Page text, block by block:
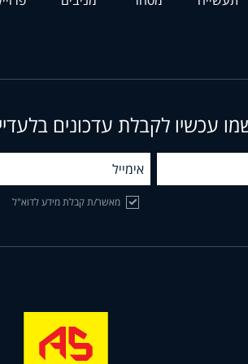
עכשיו לקבלת עדכונים
מאשר/ת קבלת מידע לדוא"ל